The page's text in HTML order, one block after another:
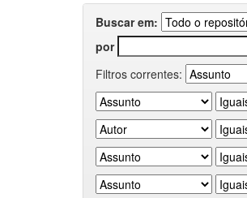
Buscar em:
por
Filtros correntes: